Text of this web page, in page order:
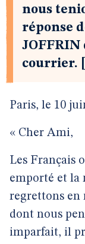
nous
réponse
JOFFRIN
courrier.
Paris, le 10
« Cher Ami,
Les Français
emporté et la
regrettons en
dont nous
imparfait, il